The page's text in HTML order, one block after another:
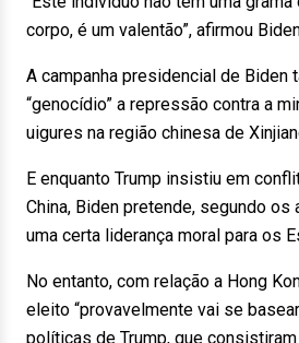
corpo, é um valentão”, afirmou
A campanha presidencial de Biden
“genocídio” a repressão contra a
uigures na região chinesa de
E enquanto Trump insistiu em
China, Biden pretende, segundo os
uma certa liderança moral para os
No entanto, com relação a Hong
eleito “provavelmente vai se
políticas de Trump, que